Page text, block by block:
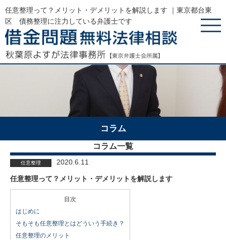
任意整理って？メリット・デメリットを解説します ｜東京都台東
区 債務整理に注力している弁護士です
コラム
コラム一覧
任意整理 2020.6.11
任意整理って？メリット・デメリットを解説します
目次
はじめに
そもそも任意整理とはどういう手続き？
任意整理のメリット